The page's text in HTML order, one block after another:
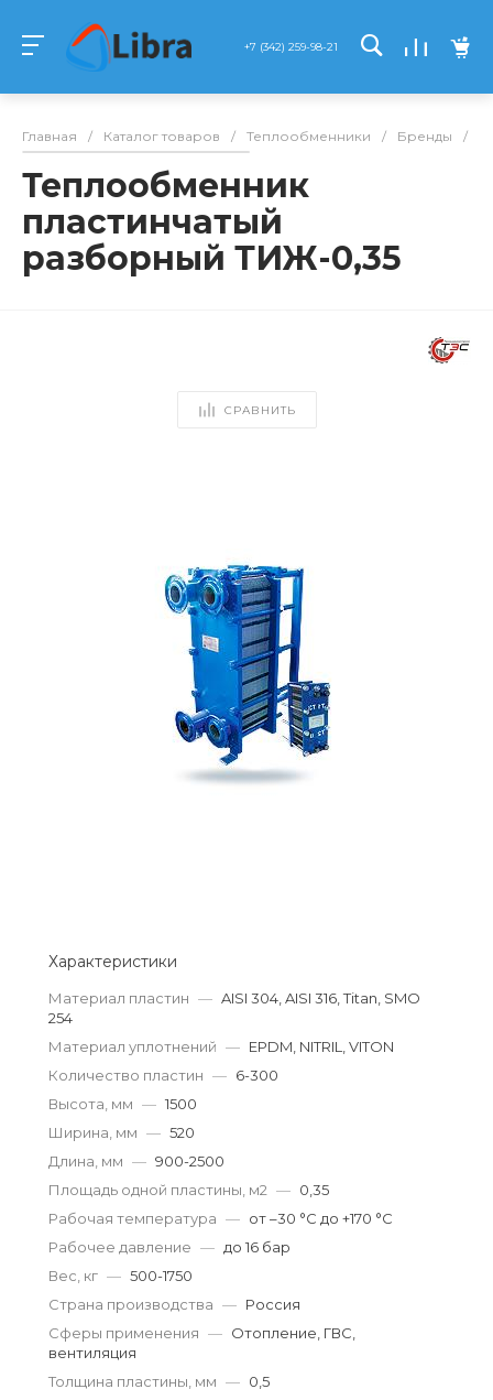
+7 (342) 259-98-21
Главная / Каталог товаров / Теплообменники / Бренды /
Теплообменник
пластинчатый
разборный ТИЖ-0,35
СРАВНИТЬ
Характеристики
Материал пластин — AISI 304, AISI 316, Titan, SMO
254
Материал уплотнений — EPDM, NITRIL, VITON
Количество пластин — 6-300
Высота, мм — 1500
Ширина, мм — 520
Длина, мм — 900-2500
Площадь одной пластины, м2 — 0,35
Рабочая температура — от –30 °С до +170 °С
Рабочее давление — до 16 бар
Вес, кг — 500-1750
Страна производства — Россия
Сферы применения — Отопление, ГВС,
вентиляция
Толщина пластины, мм — 0,5